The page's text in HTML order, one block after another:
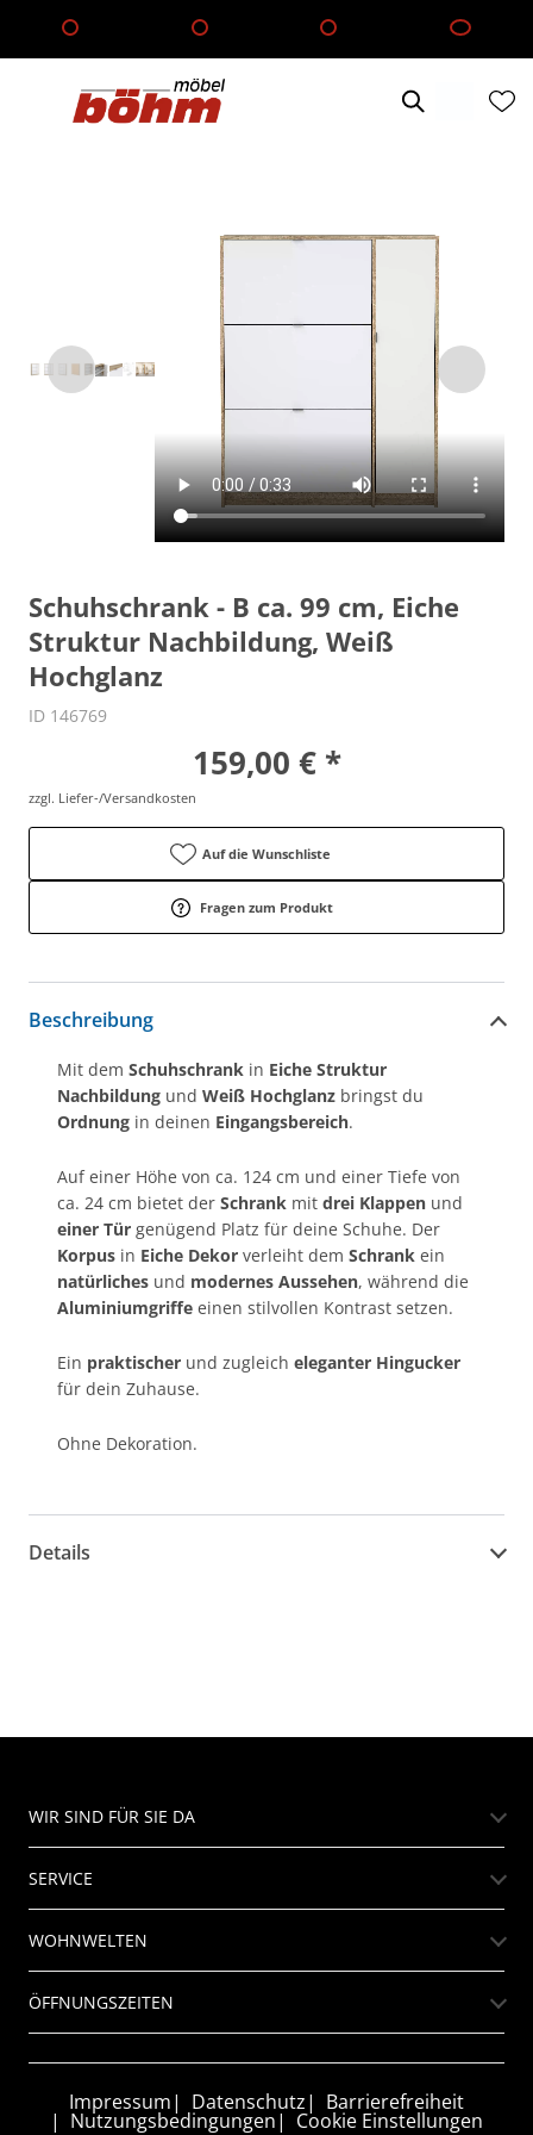
Schuhschrank - B ca. 99 cm, Eiche
Struktur Nachbildung, Weiß
Hochglanz
ID 146769
159,00 € *
zzgl. Liefer-/Versandkosten
Auf die Wunschliste
Fragen zum Produkt
Beschreibung
Mit dem Schuhschrank in Eiche Struktur
Nachbildung und Weiß Hochglanz bringst du
Ordnung in deinen Eingangsbereich.
Auf einer Höhe von ca. 124 cm und einer Tiefe von
ca. 24 cm bietet der Schrank mit drei Klappen und
einer Tür genügend Platz für deine Schuhe. Der
Korpus in Eiche Dekor verleiht dem Schrank ein
natürliches und modernes Aussehen, während die
Aluminiumgriffe einen stilvollen Kontrast setzen.
Ein praktischer und zugleich eleganter Hingucker
für dein Zuhause.
Ohne Dekoration.
Details
WIR SIND FÜR SIE DA
SERVICE
WOHNWELTEN
ÖFFNUNGSZEITEN
Impressum Datenschutz Barrierefreiheit
Nutzungsbedingungen Cookie Einstellungen